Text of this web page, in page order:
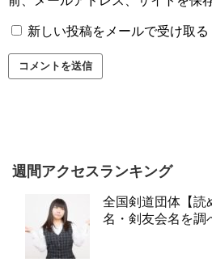
新しい投稿をメールで受け取る
週間アクセスランキング
全国剣道団体【読
名・剣友会名を調